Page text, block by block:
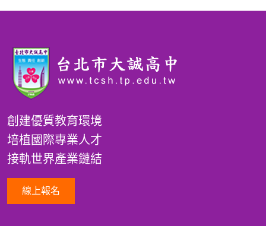
創建優質教育環境
培植國際專業人才
接軌世界產業鏈結
線上報名